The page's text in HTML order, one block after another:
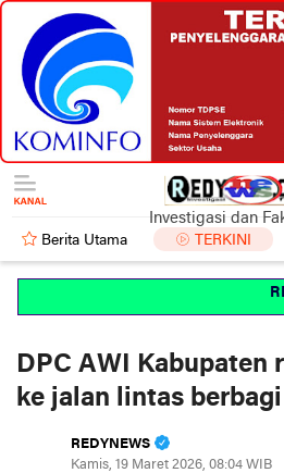
Investigasi dan
Berita Utama TERKINI
DPC AWI Kabupaten
ke jalan lintas
REDYNEWS
Kamis, 19 Maret 2026, 08:04 WIB